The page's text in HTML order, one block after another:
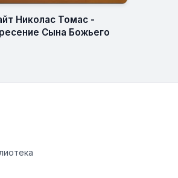
Николас Томас -
Сына Божьего